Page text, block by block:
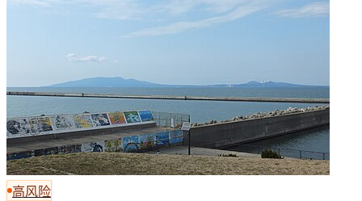
高风险